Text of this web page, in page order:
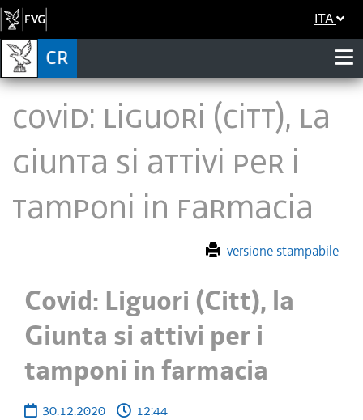
ITA
Covid: Liguori (Citt), la
Giunta si attivi per i
tamponi in farmacia
versione stampabile
Covid: Liguori (Citt), la
Giunta si attivi per i
tamponi in farmacia
30.12.2020
12:44